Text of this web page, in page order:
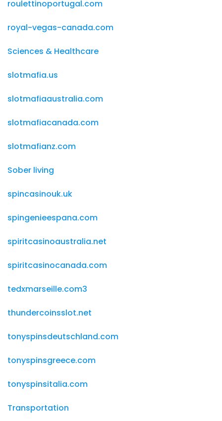
roulettinoportugal.com
royal-vegas-canada.com
Sciences & Healthcare
slotmafia.us
slotmafiaaustralia.com
slotmafiacanada.com
slotmafianz.com
Sober living
spincasinouk.uk
spingenieespana.com
spiritcasinoaustralia.net
spiritcasinocanada.com
tedxmarseille.com3
thundercoinsslot.net
tonyspinsdeutschland.com
tonyspinsgreece.com
tonyspinsitalia.com
Transportation